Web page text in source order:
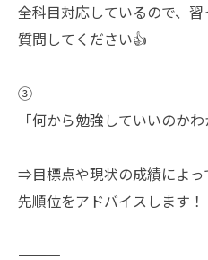
全科目対応しているので、
質問してください👍
③
「何から勉強していいのかわ
⇒目標点や現状の成績によっ
先順位をアドバイスします！
――――――――――――――――――――